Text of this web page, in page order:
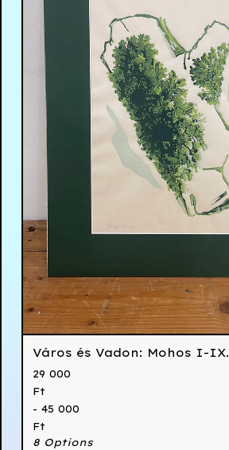
Város és Vadon: Mohos I-IX.
29 000
Ft
- 45 000
Ft
8 Options